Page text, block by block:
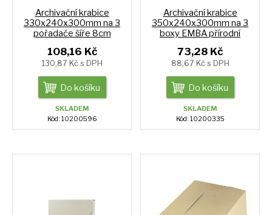
Archivační krabice
330x240x300mm na 3
pořadače šíře 8cm
108,16 Kč
130,87 Kč s DPH
Do košíku
SKLADEM
Kód: 10200596
Archivační krabice
350x240x300mm na 3
boxy EMBA přírodní
73,28 Kč
88,67 Kč s DPH
Do košíku
SKLADEM
Kód: 10200335